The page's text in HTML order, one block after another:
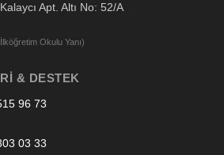
Apt. Altı No: 52/A
Okulu Yanı)
& DESTEK
96 73
03 33